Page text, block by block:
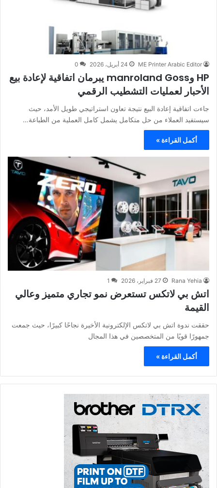
ME Printer Arabic Editor 24 أبريل، 2026 0
HP وmanroland Goss يبرمان اتفاقية لإعادة بيع
الأحبار لعمليات التشطيب الرقمي
جاءت اتفاقية إعادة البيع نتيجة تعاون استراتيجي طويل الأمد، حيث
سيستفيد العملاء من حل متكامل يشمل كامل العملية من الطباعة…
أكمل القراءة »
Rana Yehia 27 فبراير، 2026 1
اتش بي لاتكس تستعرض نمو تجاري متميز وعالي
القيمة
حققت ندوة اتش بي لاتكس الإلكترونية الأخيرة نجاحًا كبيرًا، حيث جمعت
جمهورًا قويًا من المتخصصين في هذا المجال
أكمل القراءة »